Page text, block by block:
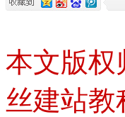
本文版权
丝建站教